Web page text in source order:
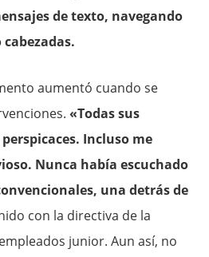
de texto, navegando
aumentó cuando se
«Todas sus
Incluso me
Nunca había escuchado
una detrás de
con la directiva de la
junior. Aun así, no